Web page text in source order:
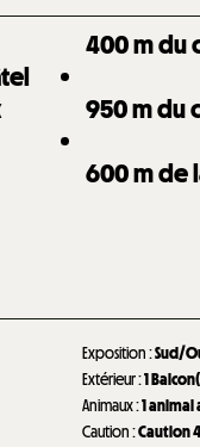
400m du
950m du
600m de
Exposition:Sud/
Extérieur:1
Animaux:1
Caution:Caution